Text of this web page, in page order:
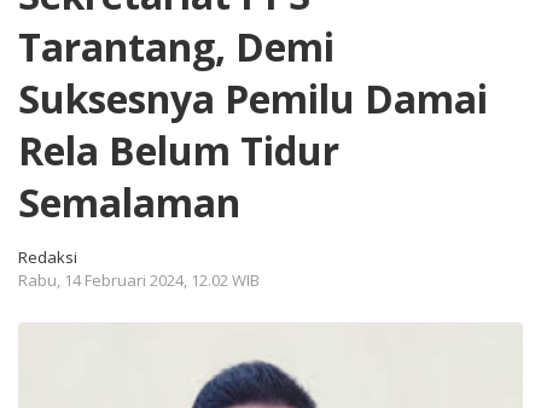
Tarantang, Demi
Suksesnya Pemilu Damai
Rela Belum Tidur
Semalaman
Redaksi
Rabu, 14 Februari 2024, 12.02 WIB